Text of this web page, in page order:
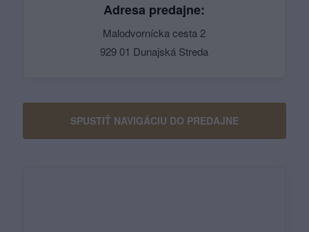
Adresa predajne:
Malodvornícka cesta 2
929 01 Dunajská Streda
SPUSTIŤ NAVIGÁCIU DO PREDAJNE